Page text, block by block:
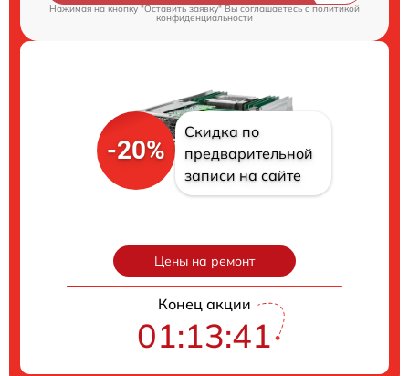
Нажимая на кнопку "Оставить заявку" Вы соглашаетесь cполитикой
конфиденциальности
-20%
Скидка по
предварительной
записи на сайте
Цены на ремонт
Конец акции
01:13:41